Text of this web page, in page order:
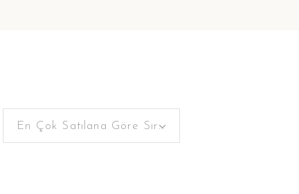
En Çok Satılana Göre Sırala